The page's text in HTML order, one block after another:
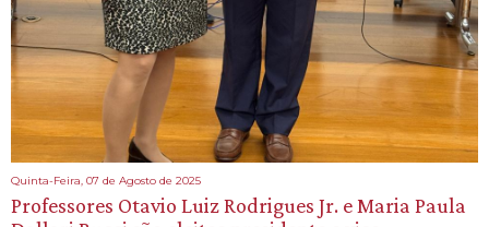
Quinta-Feira, 07 de Agosto de 2025
Professores Otavio Luiz Rodrigues Jr. e Maria Paula